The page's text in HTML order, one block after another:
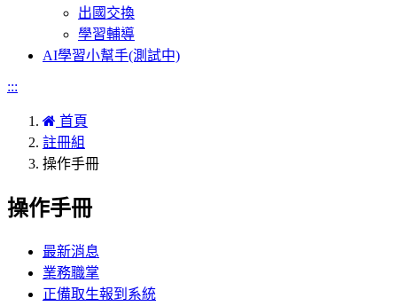
出國交換
學習輔導
AI學習小幫手(測試中)
:::
首頁
註冊組
操作手冊
操作手冊
最新消息
業務職掌
正備取生報到系統